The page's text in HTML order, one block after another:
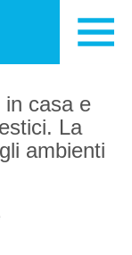
in casa e
La
ambienti